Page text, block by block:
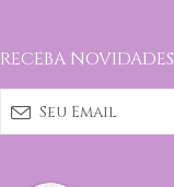
RECEBA NOVIDADES